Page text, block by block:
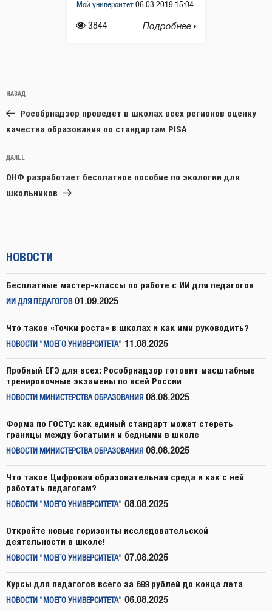
3844
Мой университет 06.03.2019 15:04
Подробнее
по
записям
Предыдущая
запись:
НАЗАД
Рособрнадзор проведет в школах всех регионов оценку
качества образования по стандартам PISA
Следующая
запись
ДАЛЕЕ
ОНФ разработает бесплатное пособие по экологии для
школьников
НОВОСТИ
Бесплатные мастер-классы по работе с ИИ для педагогов
ИИ ДЛЯ ПЕДАГОГОВ 01.09.2025
Что такое «Точки роста» в школах и как ими руководить?
НОВОСТИ "МОЕГО УНИВЕРСИТЕТА" 11.08.2025
Пробный ЕГЭ для всех: Рособрнадзор готовит масштабные
тренировочные экзамены по всей России
НОВОСТИ МИНИСТЕРСТВА ОБРАЗОВАНИЯ 08.08.2025
Форма по ГОСТу: как единый стандарт может стереть
границы между богатыми и бедными в школе
НОВОСТИ МИНИСТЕРСТВА ОБРАЗОВАНИЯ 08.08.2025
Что такое Цифровая образовательная среда и как с ней
работать педагогам?
НОВОСТИ "МОЕГО УНИВЕРСИТЕТА" 08.08.2025
Откройте новые горизонты исследовательской
деятельности в школе!
НОВОСТИ "МОЕГО УНИВЕРСИТЕТА" 07.08.2025
Курсы для педагогов всего за 699 рублей до конца лета
НОВОСТИ "МОЕГО УНИВЕРСИТЕТА" 06.08.2025